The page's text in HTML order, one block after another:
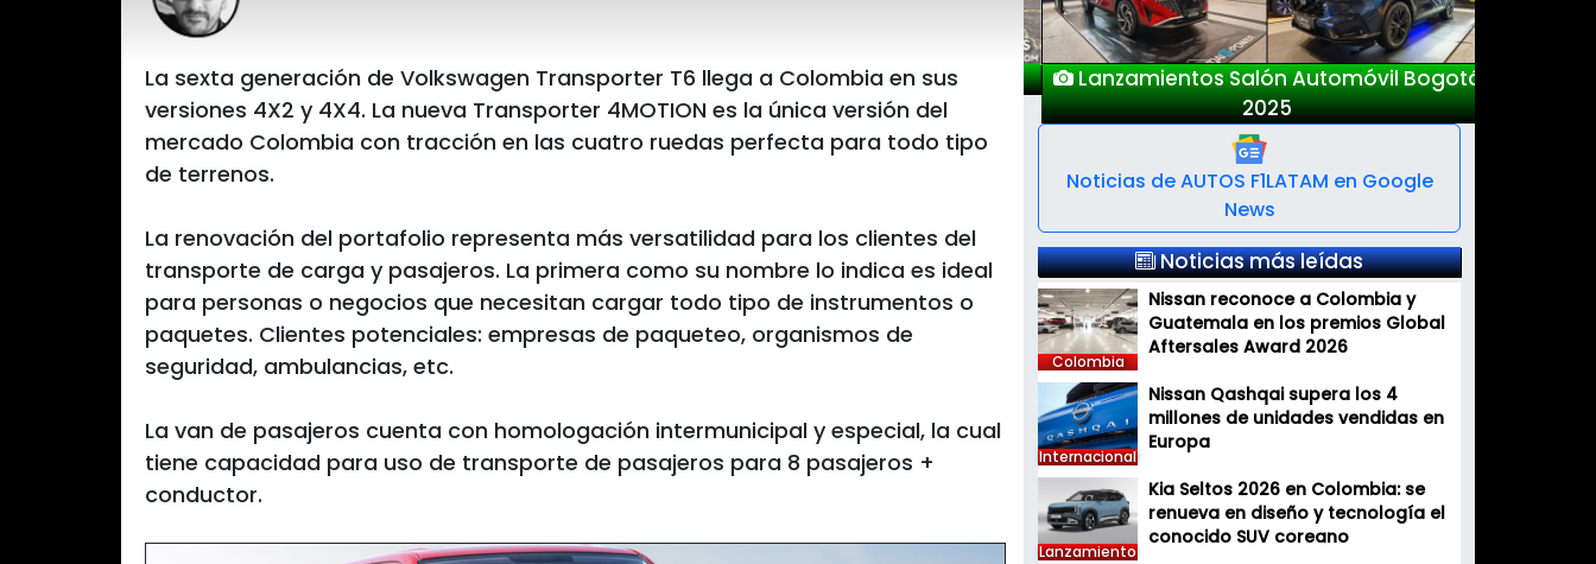
La sexta generación de Volkswagen Transporter T6 llega a Colombia en sus
versiones 4X2 y 4X4. La nueva Transporter 4MOTION es la única versión del
mercado Colombia con tracción en las cuatro ruedas perfecta para todo tipo
de terrenos.
La renovación del portafolio representa más versatilidad para los clientes del
transporte de carga y pasajeros. La primera como su nombre lo indica es ideal
para personas o negocios que necesitan cargar todo tipo de instrumentos o
paquetes. Clientes potenciales: empresas de paqueteo, organismos de
seguridad, ambulancias, etc.
La van de pasajeros cuenta con homologación intermunicipal y especial, la cual
tiene capacidad para uso de transporte de pasajeros para 8 pasajeros +
conductor.
Lanzamientos Salón Automóvil Bogotá
2025
Noticias de AUTOS F1LATAM en Google
News
Noticias más leídas
Colombia
Nissan reconoce a Colombia y
Guatemala en los premios Global
Aftersales Award 2026
Internacional
Nissan Qashqai supera los 4
millones de unidades vendidas en
Europa
Lanzamiento
Kia Seltos 2026 en Colombia: se
renueva en diseño y tecnología el
conocido SUV coreano